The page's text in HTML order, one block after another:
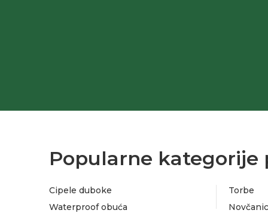
Popularne kategorije
Cipele duboke
Waterproof obuća
Torbe